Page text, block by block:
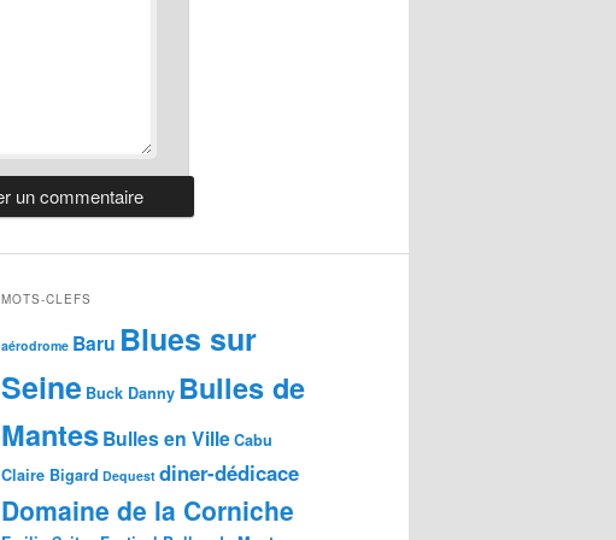
MOTS-CLEFS
aérodrome Baru Blues sur
Seine Buck Danny Bulles de
MantesBulles en VilleCabu
Claire Bigard Dequest diner-dédicace
Domaine de la Corniche